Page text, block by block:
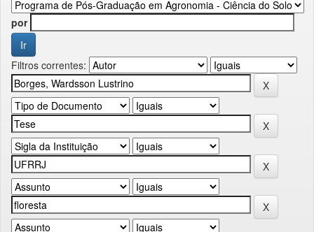
por
Filtros correntes: